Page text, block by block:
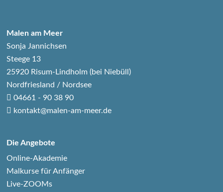
Malen am Meer
Sonja Jannichsen
Steege 13
25920 Risum-Lindholm (bei Niebüll)
Nordfriesland / Nordsee
04661 - 90 38 90
kontakt@malen-am-meer.de
Die Angebote
Online-Akademie
Malkurse für Anfänger
Live-ZOOMs